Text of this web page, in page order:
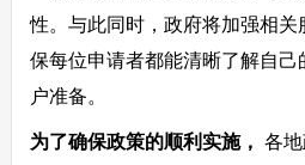
性。与此同时，政府将加强相关
保每位申请者都能清晰了解自己
户准备。
为了确保政策的顺利实施， 各